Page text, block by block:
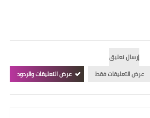
إرسال تعليق
عرض التعليقات فقط
عرض التعليقات والردود